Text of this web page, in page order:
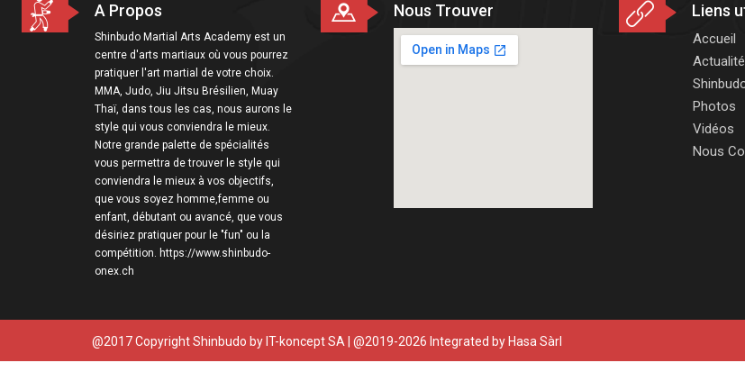
A Propos
Shinbudo Martial Arts Academy est un
centre d'arts martiaux où vous pourrez
pratiquer l'art martial de votre choix.
MMA, Judo, Jiu Jitsu Brésilien, Muay
Thaï, dans tous les cas, nous aurons le
style qui vous conviendra le mieux.
Notre grande palette de spécialités
vous permettra de trouver le style qui
conviendra le mieux à vos objectifs,
que vous soyez homme,femme ou
enfant, débutant ou avancé, que vous
désiriez pratiquer pour le "fun" ou la
compétition. https://www.shinbudo-
onex.ch
Nous Trouver Liens
Accueil
Photos
Vidéos
Nous
@2017 Copyright Shinbudo by IT-koncept SA | @2019-2026 Integrated by Hasa Sàrl